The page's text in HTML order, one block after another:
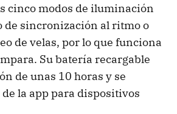
cinco modos de iluminación
de sincronización al ritmo o
de velas, por lo que funciona
Su batería recargable
de unas 10 horas y se
la app para dispositivos